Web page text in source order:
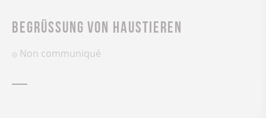
Begrüssung von Haustieren
Non communiqué